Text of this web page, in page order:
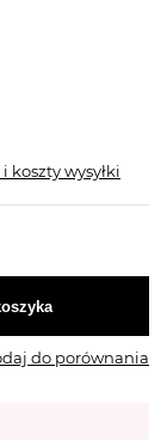
koszty wysyłki
do porównania